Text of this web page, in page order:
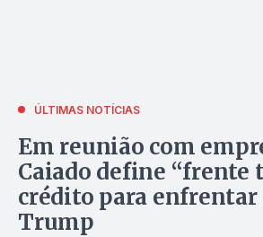
ÚLTIMAS NOTÍCIAS
Em reunião com
Caiado define “frente
crédito para
Trump